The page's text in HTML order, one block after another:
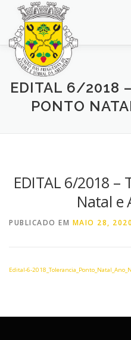
Saltar
conteúdo
INÍCIO JUNTA DE
BALCÃO VIRTUAL
EDITAL 6/2018
PONTO
EDITAL 6/2018 –
Natal e
PUBLICADO EM MAIO 28, 2020
Edital-6-